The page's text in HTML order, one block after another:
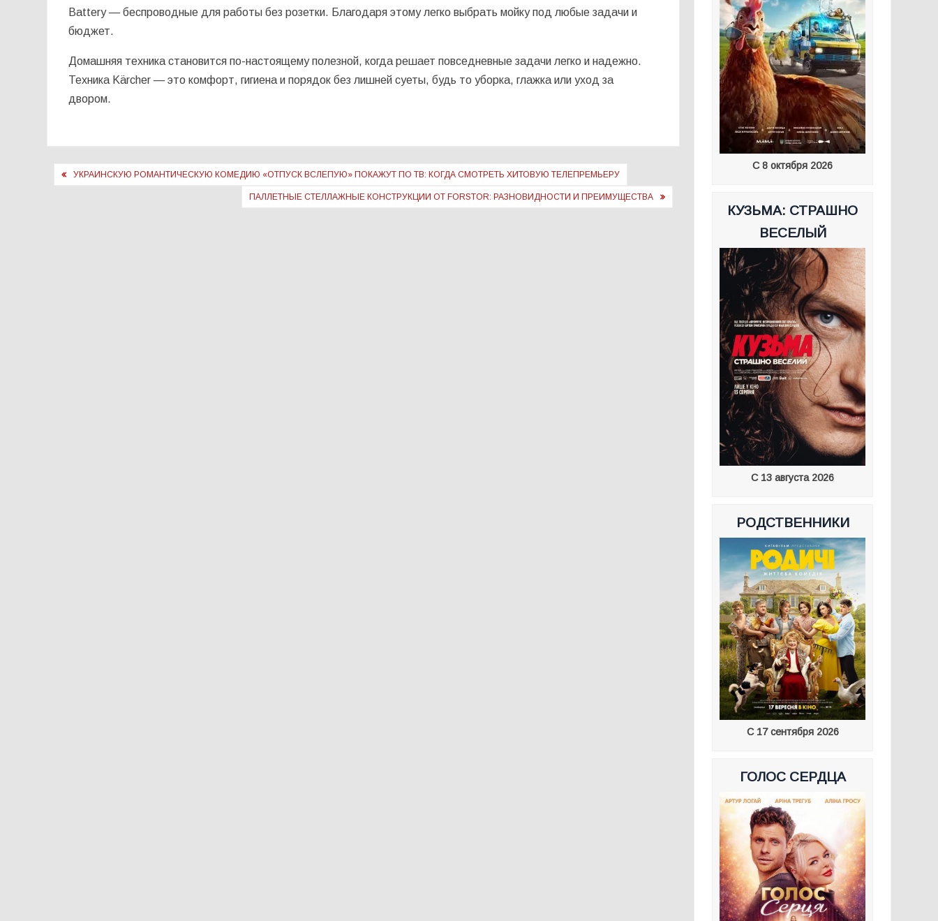
Battery — беспроводные для работы без розетки. Благодаря этому легко выбрать мойку под любые задачи и
бюджет.
Домашняя техника становится по-настоящему полезной, когда решает повседневные задачи легко и надежно.
Техника Kärcher — это комфорт, гигиена и порядок без лишней суеты, будь то уборка, глажка или уход за
двором.
Навигация
УКРАИНСКУЮ РОМАНТИЧЕСКУЮ КОМЕДИЮ «ОТПУСК ВСЛЕПУЮ» ПОКАЖУТ ПО ТВ: КОГДА СМОТРЕТЬ ХИТОВУЮ ТЕЛЕПРЕМЬЕРУ
ПАЛЛЕТНЫЕ СТЕЛЛАЖНЫЕ КОНСТРУКЦИИ ОТ FORSTOR: РАЗНОВИДНОСТИ И ПРЕИМУЩЕСТВА
С 8 октября 2026
КУЗЬМА: СТРАШНО
ВЕСЕЛЫЙ
С 13 августа 2026
РОДСТВЕННИКИ
С 17 сентября 2026
ГОЛОС СЕРДЦА